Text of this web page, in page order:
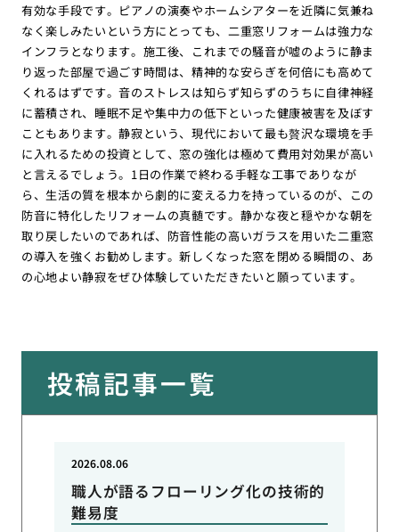
有効な手段です。ピアノの演奏やホームシアターを近隣に気兼ね
なく楽しみたいという方にとっても、二重窓リフォームは強力な
インフラとなります。施工後、これまでの騒音が嘘のように静ま
り返った部屋で過ごす時間は、精神的な安らぎを何倍にも高めて
くれるはずです。音のストレスは知らず知らずのうちに自律神経
に蓄積され、睡眠不足や集中力の低下といった健康被害を及ぼす
こともあります。静寂という、現代において最も贅沢な環境を手
に入れるための投資として、窓の強化は極めて費用対効果が高い
と言えるでしょう。1日の作業で終わる手軽な工事でありなが
ら、生活の質を根本から劇的に変える力を持っているのが、この
防音に特化したリフォームの真髄です。静かな夜と穏やかな朝を
取り戻したいのであれば、防音性能の高いガラスを用いた二重窓
の導入を強くお勧めします。新しくなった窓を閉める瞬間の、あ
の心地よい静寂をぜひ体験していただきたいと願っています。
投稿記事一覧
職人が語るフローリング化の技術的
難易度
2026.08.06